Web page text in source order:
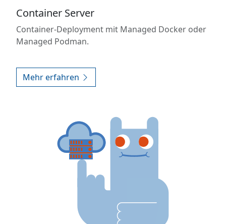
Container Server
Container-Deployment mit Managed Docker oder
Managed Podman.
Mehr erfahren